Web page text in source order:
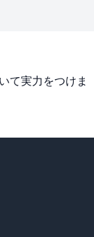
て実力をつけま